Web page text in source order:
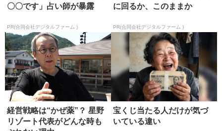
〇〇です」占い師が暴露
PR(合同会社デジタルファーム )
に回るか、このままか
PR(合同会社デジタルファーム )
経営戦略は“かぜ薬”？ 星野
リゾート代表がどんな時も
宝くじ当たる人だけが気づ
いている違い